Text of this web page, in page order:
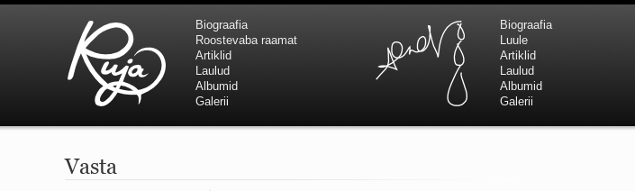
Biograafia
Roostevaba raamat
Artiklid
Laulud
Albumid
Galerii
Biograafia
Luule
Artiklid
Laulud
Albumid
Galerii
Vasta